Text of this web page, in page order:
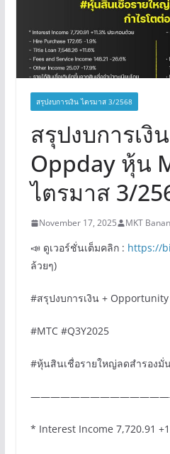
สรุปงบการเงิน ไตรมาส 3/2568
สรุปงบการเงิ
Oppday หุ้น
ไตรมาส 3/
November 17, 2025 MKT
📣 ดูเวอร์ชั่นเต็มคลิก : https://
ล้วยๆ)
#สรุปงบการเงิน + Opportunity
#MTC #Q3Y2025
#หุ้นสินเชื่อรายใหญ่ลดสำรองมั่
* Interest Income 7,720.91